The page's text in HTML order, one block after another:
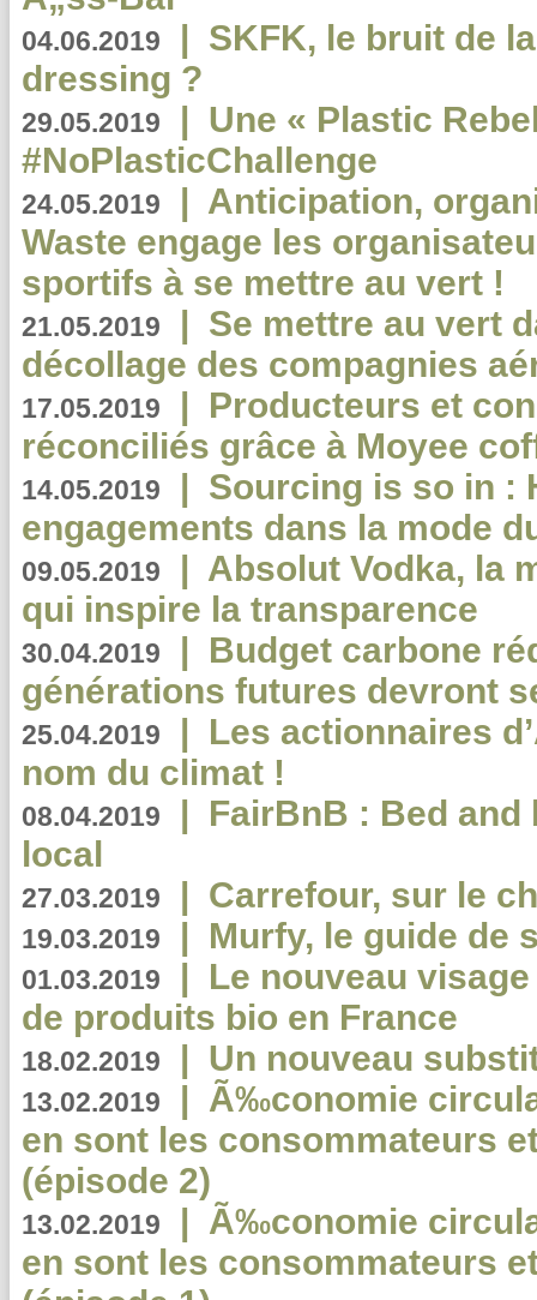
04.06.2019 | SKFK, le bruit de
dressing ?
29.05.2019 | Une « Plastic
#NoPlasticChallenge
24.05.2019 | Anticipation,
Waste engage les
sportifs à se mettre au vert !
21.05.2019 | Se mettre au vert
décollage des compagnies
17.05.2019 | Producteurs et
réconciliés grâce à Moyee
14.05.2019 | Sourcing is so in :
engagements dans la mode
09.05.2019 | Absolut Vodka, la
qui inspire la transparence
30.04.2019 | Budget carbone
générations futures devront
25.04.2019 | Les actionnaires
nom du climat !
08.04.2019 | FairBnB : Bed
local
27.03.2019 | Carrefour, sur le
19.03.2019 | Murfy, le guide de
01.03.2019 | Le nouveau
de produits bio en France
18.02.2019 | Un nouveau
13.02.2019 | Ã‰conomie
en sont les consommateurs
(épisode 2)
13.02.2019 | Ã‰conomie
en sont les consommateurs